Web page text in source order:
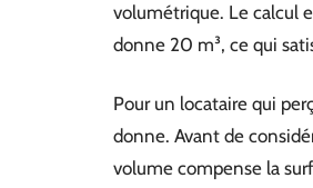
volumétrique. Le calcul
donne 20 m³, ce qui
Pour un locataire qui
donne. Avant de
volume compense la